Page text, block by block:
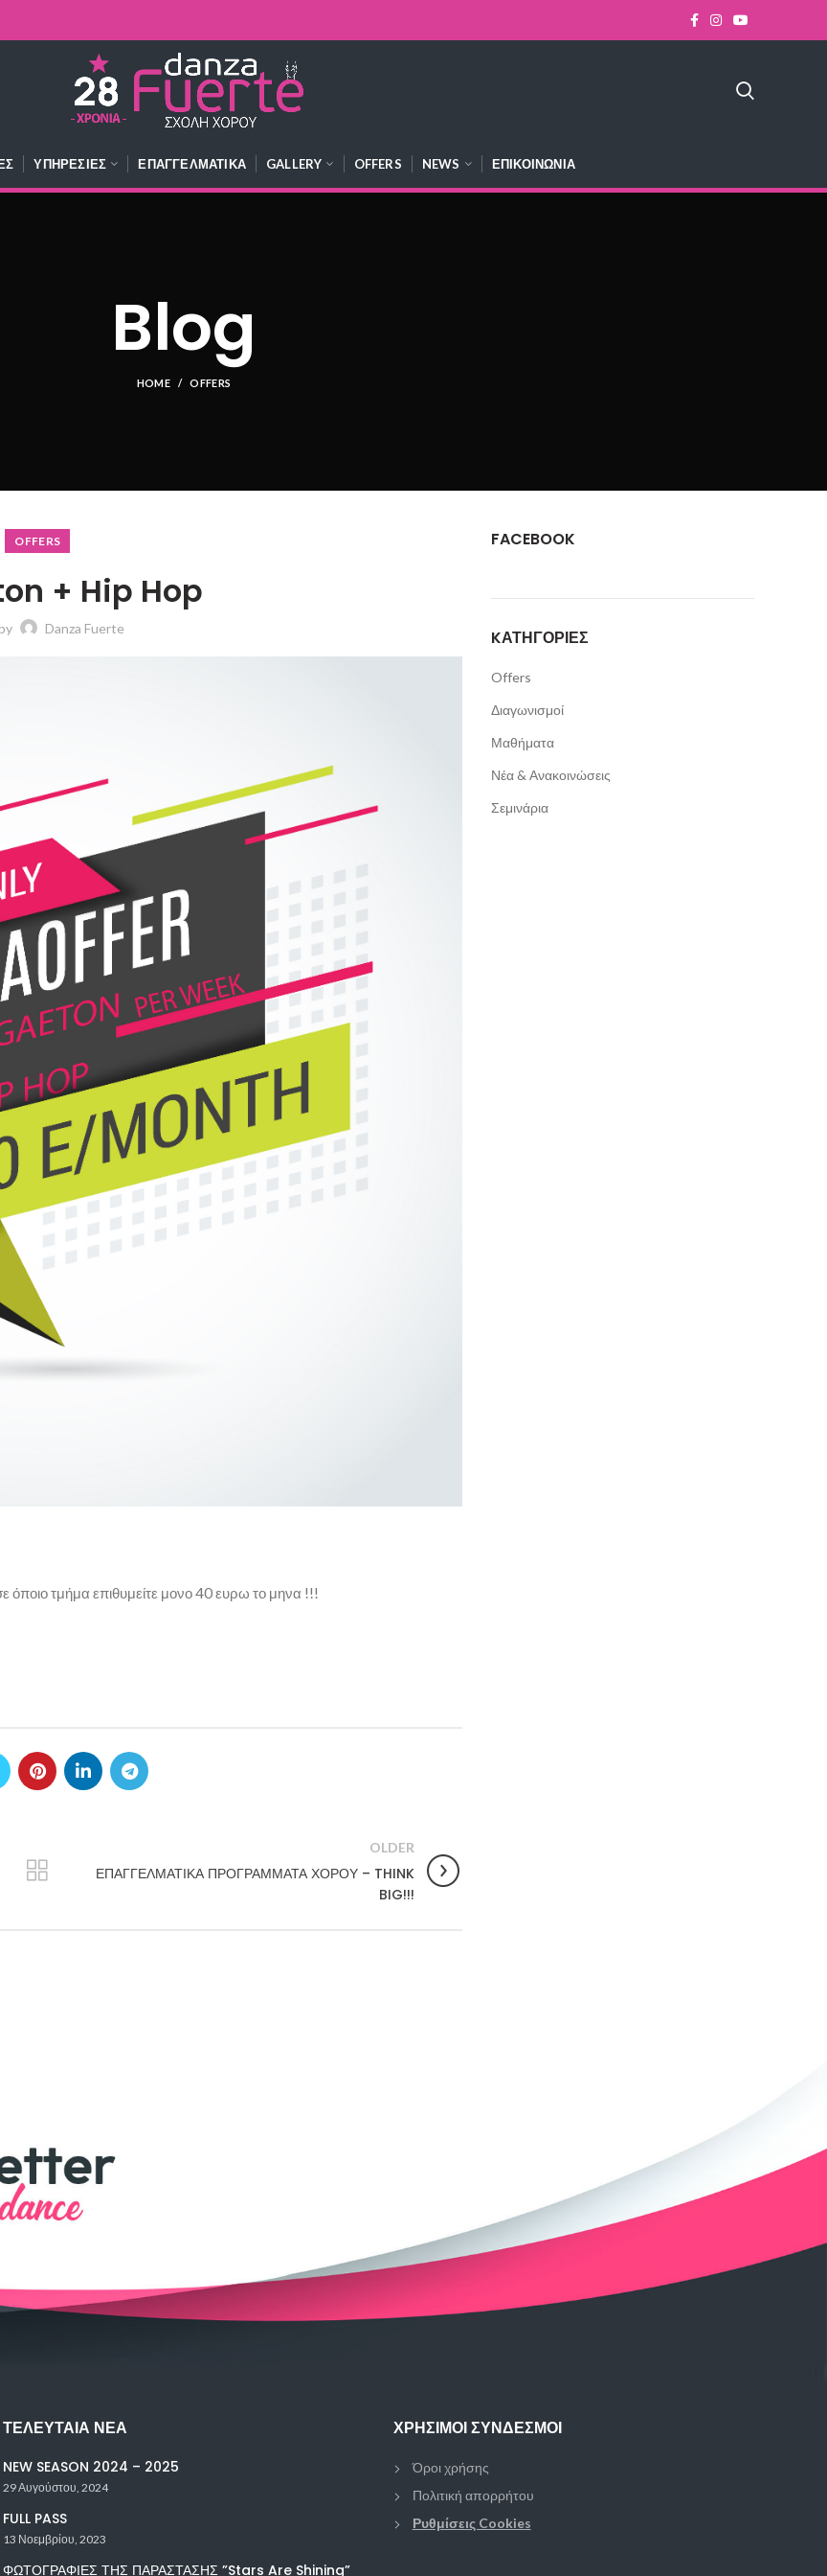
ΥΠΗΡΕΣΊΕΣ ΕΠΑΓΓΕΛΜΑΤΙΚΆ GALLERY OFFERS NEWS ΕΠΙΚΟΙΝΩΝΊΑ
Blog
HOME OFFERS
OFFERS
+ Hip Hop
Danza Fuerte
τμήμα επιθυμείτε μονο 40 ευρω το μηνα !!!
OLDER
ΕΠΑΓΓΕΛΜΑΤΙΚΑ ΠΡΟΓΡΑΜΜΑΤΑ ΧΟΡΟΥ – THINK
BIG!!!
FACEBOOK
KΑΤΗΓΟΡΊΕΣ
Offers
Διαγωνισμοί
Μαθήματα
Νέα & Ανακοινώσεις
Σεμινάρια
ΤΕΛΕΥΤΑΊΑ ΝΈΑ
NEW SEASON 2024 – 2025
29 Αυγούστου, 2024
FULL PASS
13 Νοεμβρίου, 2023
ΦΩΤΟΓΡΑΦΙΕΣ ΤΗΣ ΠΑΡΑΣΤΑΣΗΣ ”Stars Are Shining”
ΧΡΉΣΙΜΟΙ ΣΎΝΔΕΣΜΟΙ
Όροι χρήσης
Πολιτική απορρήτου
Ρυθμίσεις Cookies